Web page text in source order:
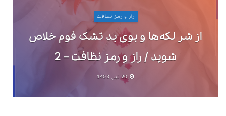
راز و رمز نظافت
از شر لکه‌ها و بوی بد تشک فوم خلاص
شوید / راز و رمز نظافت – 2
20 تیر, 1403